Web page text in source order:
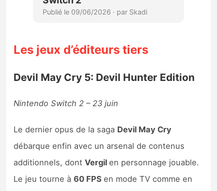
Les jeux d’éditeurs tiers
Devil May Cry 5: Devil Hunter Edition
Nintendo Switch 2 – 23 juin
Le dernier opus de la saga Devil May Cry
débarque enfin avec un arsenal de contenus
additionnels, dontVergilen personnage jouable.
Le jeu tourne à60 FPSen mode TV comme en